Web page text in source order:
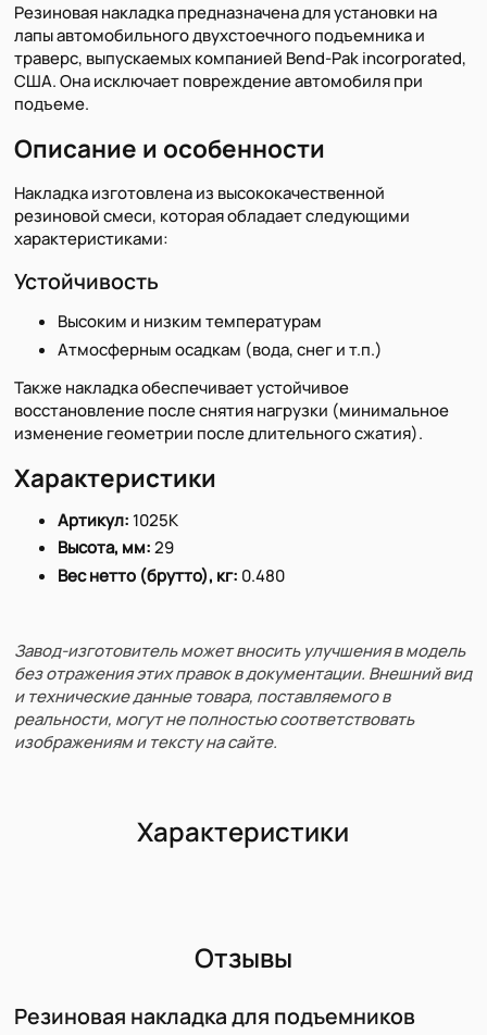
Резиновая накладка предназначена для установки на
лапы автомобильного двухстоечного подъемника и
траверс, выпускаемых компанией Bend-Pak incorporated,
США. Она исключает повреждение автомобиля при
подъеме.
Описание и особенности
Накладка изготовлена из высококачественной
резиновой смеси, которая обладает следующими
характеристиками:
Устойчивость
Высоким и низким температурам
Атмосферным осадкам (вода, снег и т.п.)
Также накладка обеспечивает устойчивое
восстановление после снятия нагрузки (минимальное
изменение геометрии после длительного сжатия).
Характеристики
Артикул: 1025K
Высота, мм:29
Вес нетто (брутто), кг: 0.480
Завод-изготовитель может вносить улучшения в модель
без отражения этих правок в документации. Внешний вид
и технические данные товара, поставляемого в
реальности, могут не полностью соответствовать
изображениям и тексту на сайте.
Характеристики
Отзывы
Резиновая накладка для подъемников